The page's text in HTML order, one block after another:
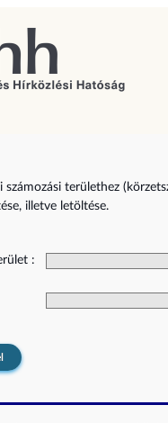
területhez
illetve letöltése.
: